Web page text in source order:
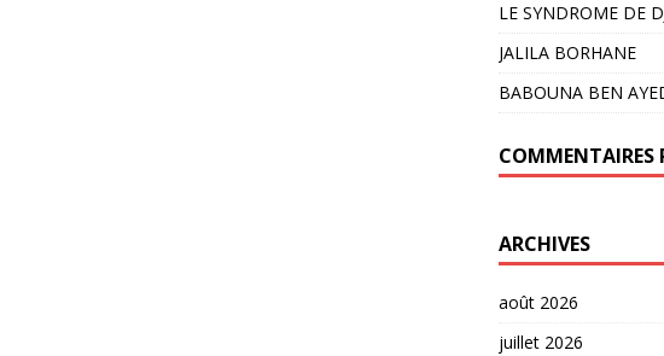
LE SYNDROME DE
JALILA BORHANE
BABOUNA BEN
COMMENTAIRES
ARCHIVES
août 2026
juillet 2026